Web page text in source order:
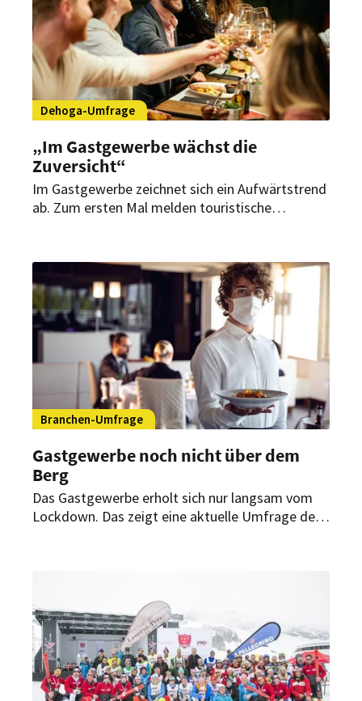
Dehoga-Umfrage
„Im Gastgewerbe wächst die
Zuversicht“
Im Gastgewerbe zeichnet sich ein Aufwärtstrend
ab. Zum ersten Mal melden touristische
Branchen-Umfrage
Gastgewerbe noch nicht über dem
Berg
Das Gastgewerbe erholt sich nur langsam vom
Lockdown. Das zeigt eine aktuelle Umfrage des